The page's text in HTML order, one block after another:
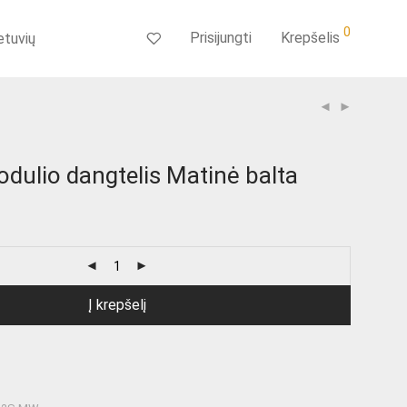
Prisijungti Krepšelis 0
dangtelis Matinė balta
Į krepšelį